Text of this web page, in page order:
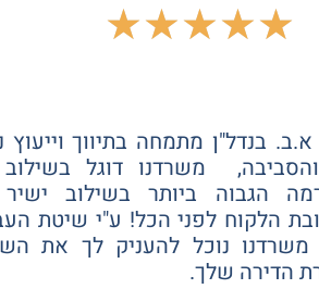
☆
☆
☆
☆
☆
בנדל"ן מתמחה בתיווך וייעוץ
משרדנו דוגל
הגבוה ביותר בשילוב
הלקוח לפני הכל! ע"י שיטת
משרדנו נוכל להעניק לך את
הדירה שלך.